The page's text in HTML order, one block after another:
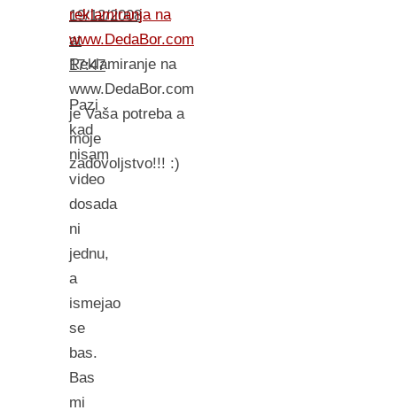
19/12/2008
at
17:47
Pazi
kad
nisam
video
dosada
ni
jednu,
a
ismejao
se
bas.
Bas
mi
reklamiranja na
www.DedaBor.com
Reklamiranje na
www.DedaBor.com
je Vaša potreba a
moje
zadovoljstvo!!! :)